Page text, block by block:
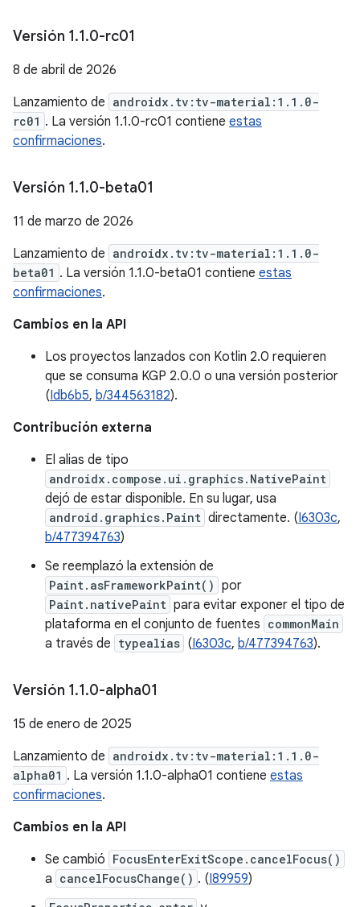
Versión 1.1.0-rc01
8 de abril de 2026
Lanzamiento de androidx.tv:tv-material:1.1.0-
rc01 . La versión 1.1.0-rc01 contiene estas
confirmaciones.
Versión 1.1.0-beta01
11 de marzo de 2026
Lanzamiento de androidx.tv:tv-material:1.1.0-
beta01 . La versión 1.1.0-beta01 contiene estas
confirmaciones.
Cambios en la API
Los proyectos lanzados con Kotlin 2.0 requieren
que se consuma KGP 2.0.0 o una versión posterior
(Idb6b5, b/344563182).
Contribución externa
El alias de tipo
androidx.compose.ui.graphics.NativePaint
dejó de estar disponible. En su lugar, usa
android.graphics.Paint directamente. (I6303c,
b/477394763)
Se reemplazó la extensión de
Paint.asFrameworkPaint() por
Paint.nativePaint para evitar exponer el tipo de
plataforma en el conjunto de fuentes commonMain
a través de typealias (I6303c, b/477394763).
Versión 1.1.0-alpha01
15 de enero de 2025
Lanzamiento de androidx.tv:tv-material:1.1.0-
alpha01 . La versión 1.1.0-alpha01 contiene estas
confirmaciones.
Cambios en la API
Se cambió FocusEnterExitScope.cancelFocus()
a cancelFocusChange() . (I89959)